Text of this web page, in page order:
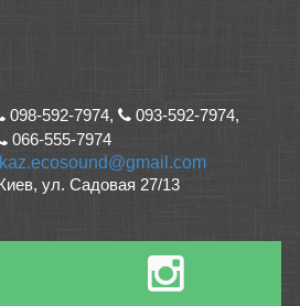
098-592-7974,
093-592-7974,
066-555-7974
ул. Садовая 27/13